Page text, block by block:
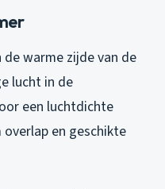
warme zijde van de
lucht in de
een luchtdichte
en geschikte